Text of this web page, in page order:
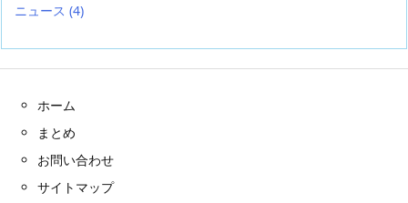
ニュース (4)
ホーム
まとめ
お問い合わせ
サイトマップ